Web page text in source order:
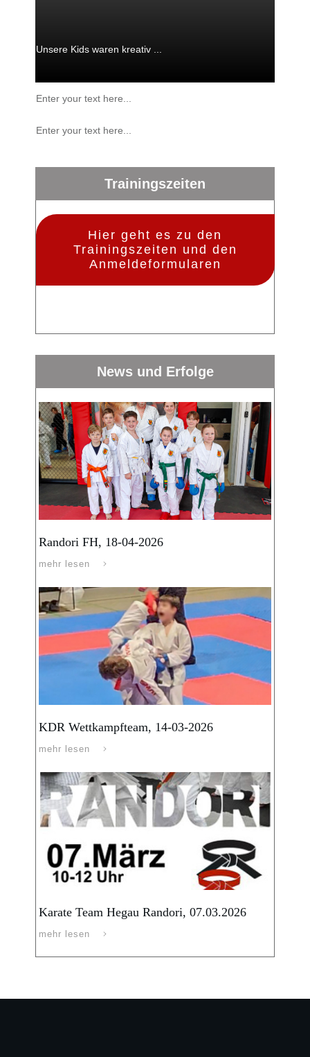
Unsere Kids waren kreativ ...
Enter your text here...
Enter your text here...
Trainingszeiten
Hier geht es zu den
Trainingszeiten und den
Anmeldeformularen
News und Erfolge
Randori FH, 18-04-2026
mehr lesen
KDR Wettkampfteam, 14-03-2026
mehr lesen
Karate Team Hegau Randori, 07.03.2026
mehr lesen